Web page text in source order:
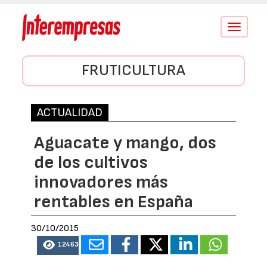
Conmutar
FRUTICULTURA
ACTUALIDAD
Aguacate y mango, dos
de los cultivos
innovadores más
rentables en España
30/10/2015
12463